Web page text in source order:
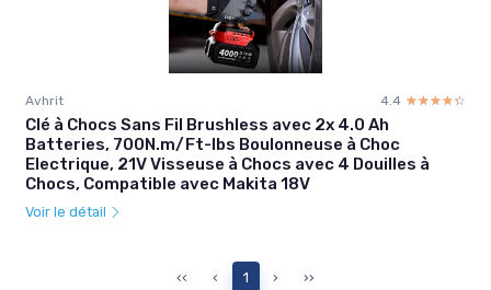
Avhrit 4.4 ☆☆☆☆☆
★★★★★
Clé à Chocs Sans Fil Brushless avec 2x 4.0 Ah
Batteries, 700N.m/Ft-lbs Boulonneuse à Choc
Electrique, 21V Visseuse à Chocs avec 4 Douilles à
Chocs, Compatible avec Makita 18V
Voir le détail
‹‹ ‹ 1 › ››